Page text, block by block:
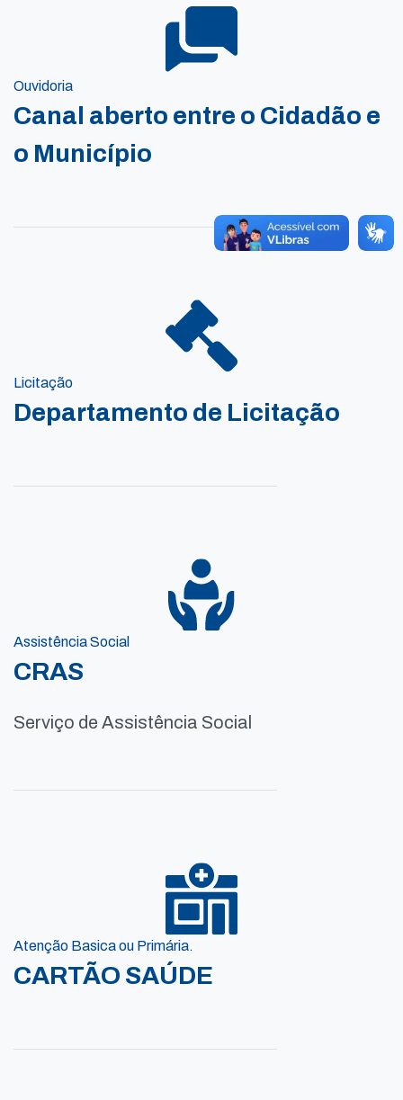
Ouvidoria
Canal aberto entre o Cidadão e
o Município
Licitação
Departamento de Licitação
Assistência Social
CRAS
Serviço de Assistência Social
Atenção Basica ou Primária.
CARTÃO SAÚDE